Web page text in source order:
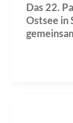
Das 22.
Ostsee in